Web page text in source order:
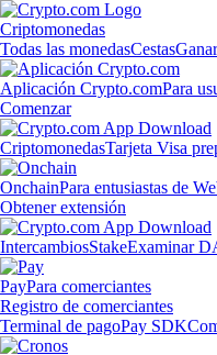
Criptomonedas
Todas las monedasCestasGanar
Aplicación Crypto.comPara
Comenzar
CriptomonedasTarjeta Visa
OnchainPara entusiastas de
Obtener extensión
IntercambiosStakeExaminar
PayPara comerciantes
Registro de comerciantes
Terminal de pagoPay SDK